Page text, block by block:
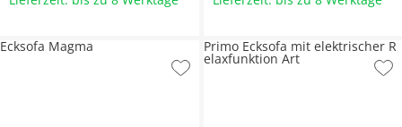
Ecksofa Magma Primo Ecksofa mit elektrischer R
elaxfunktion Art